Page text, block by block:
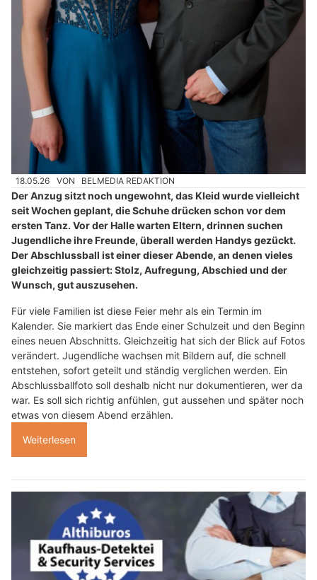
18.05.26 VON BELMEDIA REDAKTION
Der Anzug sitzt noch ungewohnt, das Kleid wurde vielleicht
seit Wochen geplant, die Schuhe drücken schon vor dem
ersten Tanz. Vor der Halle warten Eltern, drinnen suchen
Jugendliche ihre Freunde, überall werden Handys gezückt.
Der Abschlussball ist einer dieser Abende, an denen vieles
gleichzeitig passiert: Stolz, Aufregung, Abschied und der
Wunsch, gut auszusehen.
Für viele Familien ist diese Feier mehr als ein Termin im
Kalender. Sie markiert das Ende einer Schulzeit und den Beginn
eines neuen Abschnitts. Gleichzeitig hat sich der Blick auf Fotos
verändert. Jugendliche wachsen mit Bildern auf, die schnell
entstehen, sofort geteilt und ständig verglichen werden. Ein
Abschlussballfoto soll deshalb nicht nur dokumentieren, wer da
war. Es soll sich richtig anfühlen, gut aussehen und später noch
etwas von diesem Abend erzählen.
Weiterlesen